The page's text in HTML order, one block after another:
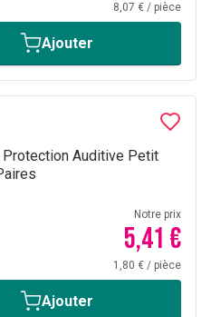
8,07 € / pièce
Ajouter
Auditive Petit
Notre prix
5,41 €
1,80 € / pièce
Ajouter